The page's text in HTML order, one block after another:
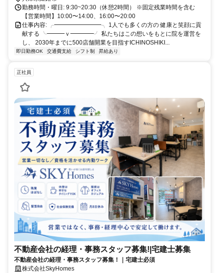
勤務時間・曜日: 9:30~20:30（休憩2時間） ※固定残業時間を含む
【営業時間】10:00〜14:00、16:00〜20:00
仕事内容: ╭━━━━━━━━╮ 1人でも多くの方の 健康と笑顔に貢
献する ╰━━━ｖ━━━━╯ 私たちはこの想いをもとに院を運営を
し、 2030年までに500店舗開業を目指すICHINOSHIKI...
即日勤務OK 交通費支給 シフト制 昇給あり
正社員
不動産会社の経理・事務スタッフ募集!|宅建士募集
不動産会社の経理・事務スタッフ募集！｜宅建士必須
株式会社SkyHomes